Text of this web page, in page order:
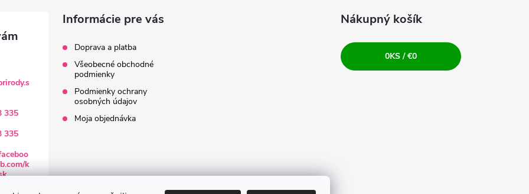
335
335
k
Informácie pre vás
Doprava a platba
Všeobecné obchodné
podmienky
Podmienky ochrany
osobných údajov
Moja objednávka
Nákupný košík
0KS /€0